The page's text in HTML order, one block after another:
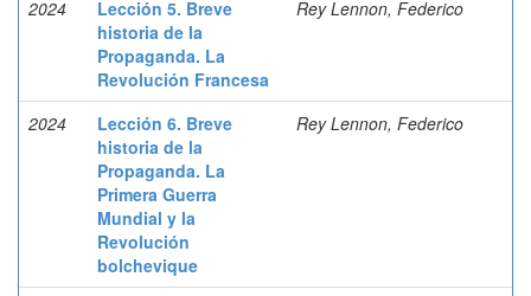
2024
Lección 5. Breve
historia de la
Propaganda. La
Revolución Francesa
Rey Lennon, Federico
2024
Lección 6. Breve
historia de la
Propaganda. La
Primera Guerra
Mundial y la
Revolución
bolchevique
Rey Lennon, Federico